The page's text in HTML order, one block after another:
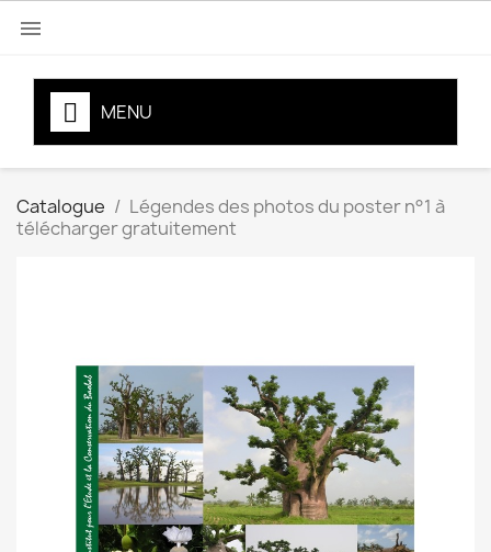

MENU
Catalogue
Légendes des photos du poster n°1 à
télécharger gratuitement